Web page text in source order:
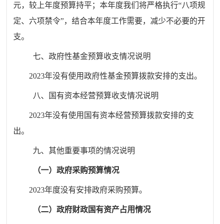
元，较上年度预算持平；本年度我们将严格执行“八项规
定、六项禁令”，结合本年度工作需要，减少不必要的开
支。
七、政府性基金预算收支情况说明
2023年没有使用政府性基金预算拨款安排的支出。
八、国有资本经营预算收支情况说明
2023年没有使用国有资本经营预算拨款安排的支
出。
九、其他重要事项的情况说明
（一）政府采购预算情况
2023年度没有安排政府采购预算。
（二）政府财政国有资产占用情况